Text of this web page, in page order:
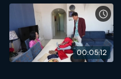
00:05:12